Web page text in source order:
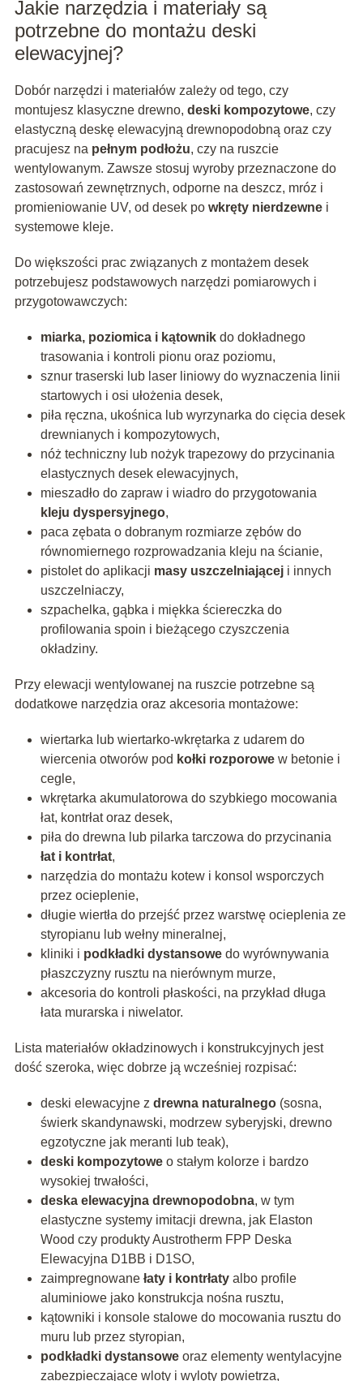
Jakie narzędzia i materiały są
potrzebne do montażu deski
elewacyjnej?
Dobór narzędzi i materiałów zależy od tego, czy
montujesz klasyczne drewno, deski kompozytowe, czy
elastyczną deskę elewacyjną drewnopodobną oraz czy
pracujesz na pełnym podłożu, czy na ruszcie
wentylowanym. Zawsze stosuj wyroby przeznaczone do
zastosowań zewnętrznych, odporne na deszcz, mróz i
promieniowanie UV, od desek po wkręty nierdzewnei
systemowe kleje.
Do większości prac związanych z montażem desek
potrzebujesz podstawowych narzędzi pomiarowych i
przygotowawczych:
miarka, poziomica i kątownikdo dokładnego
trasowania i kontroli pionu oraz poziomu,
sznur traserski lub laser liniowy do wyznaczenia linii
startowych i osi ułożenia desek,
piła ręczna, ukośnica lub wyrzynarka do cięcia desek
drewnianych i kompozytowych,
nóż techniczny lub nożyk trapezowy do przycinania
elastycznych desek elewacyjnych,
mieszadło do zapraw i wiadro do przygotowania
kleju dyspersyjnego,
paca zębata o dobranym rozmiarze zębów do
równomiernego rozprowadzania kleju na ścianie,
pistolet do aplikacji masy uszczelniająceji innych
uszczelniaczy,
szpachelka, gąbka i miękka ściereczka do
profilowania spoin i bieżącego czyszczenia
okładziny.
Przy elewacji wentylowanej na ruszcie potrzebne są
dodatkowe narzędzia oraz akcesoria montażowe:
wiertarka lub wiertarko-wkrętarka z udarem do
wiercenia otworów pod kołki rozporowew betonie i
cegle,
wkrętarka akumulatorowa do szybkiego mocowania
łat, kontrłat oraz desek,
piła do drewna lub pilarka tarczowa do przycinania
łat i kontrłat,
narzędzia do montażu kotew i konsol wsporczych
przez ocieplenie,
długie wiertła do przejść przez warstwę ocieplenia ze
styropianu lub wełny mineralnej,
kliniki i podkładki dystansowedo wyrównywania
płaszczyzny rusztu na nierównym murze,
akcesoria do kontroli płaskości, na przykład długa
łata murarska i niwelator.
Lista materiałów okładzinowych i konstrukcyjnych jest
dość szeroka, więc dobrze ją wcześniej rozpisać:
deski elewacyjne z drewna naturalnego(sosna,
świerk skandynawski, modrzew syberyjski, drewno
egzotyczne jak meranti lub teak),
deski kompozytoweo stałym kolorze i bardzo
wysokiej trwałości,
deska elewacyjna drewnopodobna, w tym
elastyczne systemy imitacji drewna, jak Elaston
Wood czy produkty Austrotherm FPP Deska
Elewacyjna D1BB i D1SO,
zaimpregnowane łaty i kontrłatyalbo profile
aluminiowe jako konstrukcja nośna rusztu,
kątowniki i konsole stalowe do mocowania rusztu do
muru lub przez styropian,
podkładki dystansoweoraz elementy wentylacyjne
zabezpieczające wloty i wyloty powietrza,